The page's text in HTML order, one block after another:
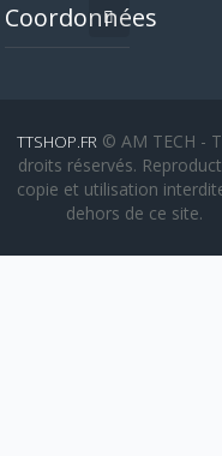
Coordonnées
TTSHOP.FR © AM TECH -
droits réservés.
copie et utilisation
dehors de ce site.